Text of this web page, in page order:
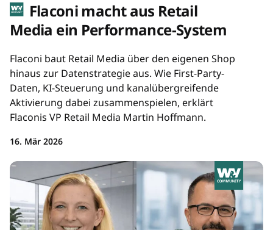
Flaconi macht aus Retail
Media ein Performance-System
Flaconi baut Retail Media über den eigenen Shop
hinaus zur Datenstrategie aus. Wie First-Party-
Daten, KI-Steuerung und kanalübergreifende
Aktivierung dabei zusammenspielen, erklärt
Flaconis VP Retail Media Martin Hoffmann.
16. Mär 2026